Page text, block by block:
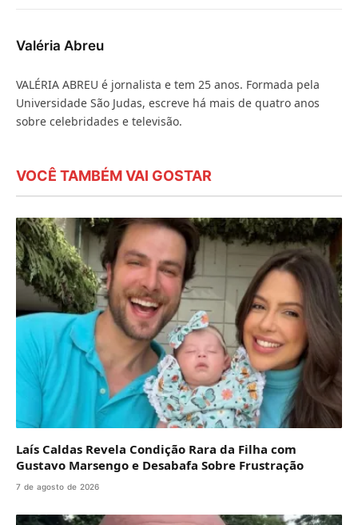
Valéria Abreu
VALÉRIA ABREU é jornalista e tem 25 anos. Formada pela
Universidade São Judas, escreve há mais de quatro anos
sobre celebridades e televisão.
VOCÊ TAMBÉM VAI GOSTAR
Laís Caldas Revela Condição Rara da Filha com
Gustavo Marsengo e Desabafa Sobre Frustração
7 de agosto de 2026